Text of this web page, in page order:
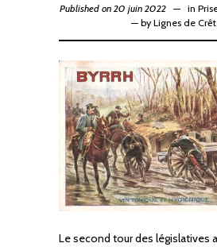
Published on 20 juin 2022 in
—by Lignes de
Le second tour des législatives